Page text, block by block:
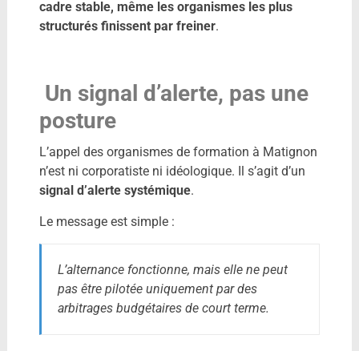
cadre stable, même les organismes les plus
structurés finissent par freiner.
Un signal d’alerte, pas une
posture
L’appel des organismes de formation à Matignon
n’est ni corporatiste ni idéologique. Il s’agit d’un
signal d’alerte systémique.
Le message est simple :
L’alternance fonctionne, mais elle ne peut
pas être pilotée uniquement par des
arbitrages budgétaires de court terme.